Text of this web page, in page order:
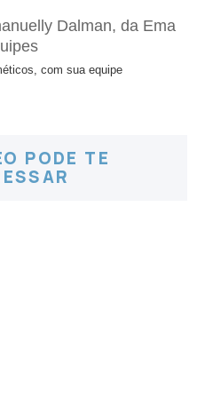
com sua equipe
PODE TE